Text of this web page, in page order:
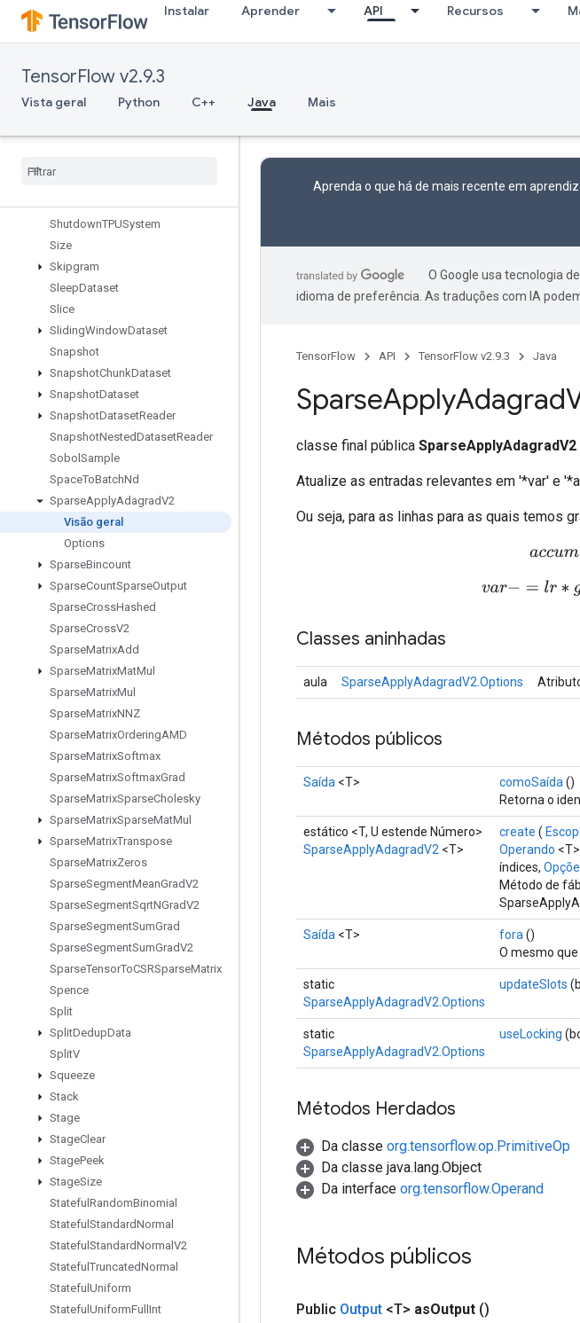
Instalar Aprender API Recursos
TensorFlow v2.9.3
Vista geral Python C++ Java Mais
SendTPUEmbeddingGradients
SetDiff1d
Shape
ShapeN
ShuffleAndRepeatDatasetV2
ShutdownTPUSystem
Size
Skipgram
SleepDataset
Slice
SlidingWindowDataset
Snapshot
SnapshotChunkDataset
SnapshotDataset
SnapshotDatasetReader
SnapshotNestedDatasetReader
Sobol Sample
SpaceToBatchNd
SparseApplyAdagradV2
Visão geral
Options
SparseBincount
SparseCountSparseOutput
SparseCrossHashed
SparseCrossV2
SparseMatrixAdd
SparseMatrixMatMul
SparseMatrixMul
SparseMatrixNNZ
SparseMatrixOrderingAMD
SparseMatrixSoftmax
SparseMatrixSoftmaxGrad
SparseMatrixSparseCholesky
SparseMatrixSparseMatMul
SparseMatrixTranspose
SparseMatrixZeros
SparseSegmentMeanGradV2
SparseSegmentSqrtNGradV2
SparseSegmentSumGrad
SparseSegmentSumGradV2
SparseTensorToCSRSparseMatrix
Spence
Split
SplitDedupData
SplitV
Squeeze
Stack
Stage
StageClear
StagePeek
StageSize
Stateful RandomBinomial
Stateful StandardNormal
Stateful StandardNormal V2
Stateful TruncatedNormal
Stateful Uniform
Stateful UniformFull Int
Aprenda o que há de mais recente em
O Google usa tecnologia
idioma de preferência. As traduções com IA
TensorFlow API TensorFlow v2.9.3 Java
SparseApplyAdagrad
classe final pública SparseApplyAdagradV2
Atualize as entradas relevantes em '*var' e
Ou seja, para as linhas para as quais temos
acc
var −=l r∗
Classes aninhadas
aula SparseApplyAdagradV2.Options
Métodos públicos
Saída <T> comoSaída ()
Retorna o
estático <T, U estende Número>
SparseApplyAdagradV2 <T>
create (
Operando
índices,
Método de
Saída <T> fora ()
O mesmo que
static
SparseApplyAdagradV2.Options
updateSlots
static
SparseApplyAdagradV2.Options
useLocking
Métodos Herdados
Da classe org.tensorflow.op.PrimitiveOp
Da classe java.lang.Object
Da interface org.tensorflow.Operand
Métodos públicos
Public Output <T> asOutput ()